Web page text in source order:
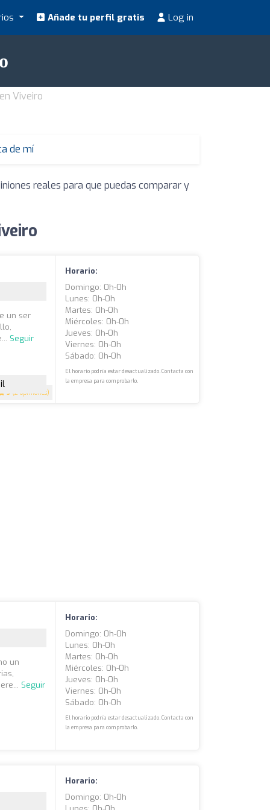
Añade tu perfil gratis Log in
Viveiro
de mí
reales para que puedas comparar y
5 (2 opiniones)
un ser
Seguir
Horario:
Domingo: 0h-0h
Lunes: 0h-0h
Martes: 0h-0h
Miércoles: 0h-0h
Jueves: 0h-0h
Viernes: 0h-0h
Sábado: 0h-0h
El horario podría estar desactualizado. Contacta con
la empresa para comprobarlo.
un
Seguir
Horario:
Domingo: 0h-0h
Lunes: 0h-0h
Martes: 0h-0h
Miércoles: 0h-0h
Jueves: 0h-0h
Viernes: 0h-0h
Sábado: 0h-0h
El horario podría estar desactualizado. Contacta con
la empresa para comprobarlo.
Horario:
Domingo: 0h-0h